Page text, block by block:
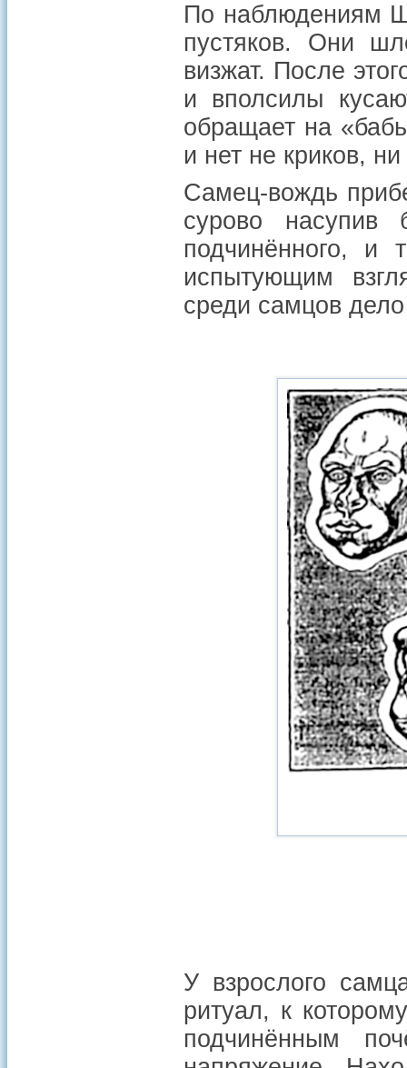
По наблюдениям
пустяков. Они
визжат. После
и вполсилы
обращает на
и нет не криков,
Самец-вождь
сурово насупив
подчинённого, и
испытующим
среди самцов
У взрослого
ритуал, к
подчинённым